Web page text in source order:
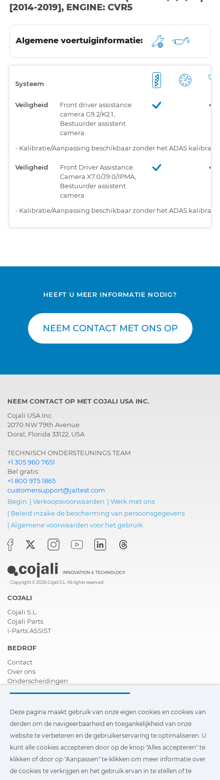
[2014-2019], ENGINE: CVR5
Algemene voertuiginformatie:
Systeem
Veiligheid
Front driver assistance
camera G9.2/K2.1,
Bestuurder assistent
camera
- Kalibratie/Aanpassing beschikbaar zonder het ADAS
Veiligheid
Front Driver Assistance
Camera X7.0/J9.0/IPMA,
Bestuurder assistent
camera
- Kalibratie/Aanpassing beschikbaar zonder het ADAS
HEEFT U MEER INFORMATIE NODIG?
NEEM CONTACT MET ONS OP
NEEM CONTACT OP MET COJALI USA INC.
Cojali USA Inc.
2070 NW 79th Avenue
Doral, Florida 33122, USA
TECHNISCH ONDERSTEUNINGS TEAM
+1 305 960 7651
Bel gratis:
+1 800 975 1865
customersupport@jaltest.com
Begin | Verkoopsvoorwaarden | Werk met ons
| Beleid inzake de bescherming van persoonsgegevens
| Algemene voorwaarden voor het gebruik
Copyright © 2026 Cojali S.L. All rights reserved
COJALI
Cojali S.L.
Cojali Parts
i-Parts ASSIST
BEDRIJF
Contact
Over ons
Onderscheidingen
Verdeler worden
Nieuws
Video´s
FAQ - V&A
van derden om de navigeerbaarheid en toegankelijkheid van
onze website te verbeteren en de gebruikerservaring te
Deze pagina maakt gebruik van onze eigen cookies en cookies van
derden om de navigeerbaarheid en toegankelijkheid van onze
website te verbeteren en de gebruikerservaring te optimaliseren. U
kunt alle cookies accepteren door op de knop "Alles accepteren" te
klikken of door op "Aanpassen" te klikken om meer informatie over
de cookies te verkrijgen en het gebruik ervan in te stellen of te